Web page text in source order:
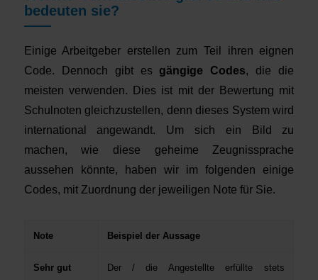
bedeuten sie?
Einige Arbeitgeber erstellen zum Teil ihren eignen
Code. Dennoch gibt es gängige Codes, die die
meisten verwenden. Dies ist mit der Bewertung mit
Schulnoten gleichzustellen, denn dieses System wird
international angewandt. Um sich ein Bild zu
machen, wie diese geheime Zeugnissprache
aussehen könnte, haben wir im folgenden einige
Codes, mit Zuordnung der jeweiligen Note für Sie.
Note Beispiel der Aussage
Sehr gut
Der / die Angestellte erfüllte stets